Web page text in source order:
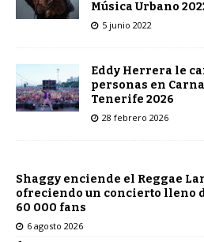
Música Urbano
5 junio 2022
Eddy Herrera le
personas en
Tenerife 2026
28 febrero 2026
Shaggy enciende el Reggae
ofreciendo un concierto lleno
60 000 fans
6 agosto 2026